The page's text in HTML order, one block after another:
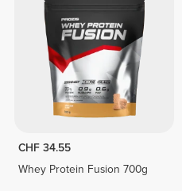
CHF 34.55
Whey Protein Fusion 700g